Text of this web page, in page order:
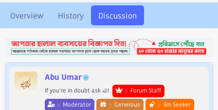
d
s
r
t
e
d
a
t
Overview History Discussion
Abu Umar
If you're in doubt ask الله.
Forum Staff
Moderator
Generous
ilm Seeker